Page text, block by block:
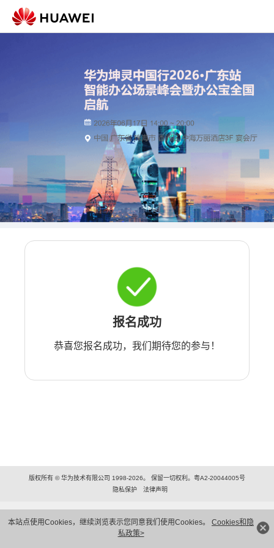
本站点使用Cookies，继续浏览表示您同意我们使用Cookies。 Cookies和隐
私政策>
报名成功
恭喜您报名成功，我们期待您的参与！
版权所有 © 华为技术有限公司 1998-2026。 保留一切权利。粤A2-20044005号
隐私保护
法律声明